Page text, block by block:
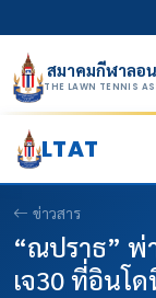
สมาคมกีฬาลอ
THE LAWN TENNIS
LTAT
ข่าวสาร
“ณปราธ” พ่
เจ30 ที่อินโด